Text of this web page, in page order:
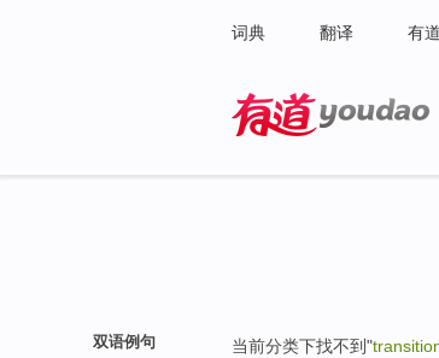
词典 翻译 有
双语例句 当前分类下找不到"